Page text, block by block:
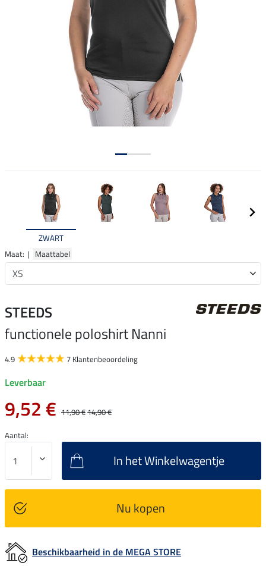
ZWART
Maat: | Maattabel
STEEDS
functionele poloshirt Nanni
4.9 7 Klantenbeoordeling
Leverbaar
9,52 € 11,90 €14,90 €
Aantal:
In het Winkelwagentje
Nu kopen
Beschikbaarheid in de MEGA STORE